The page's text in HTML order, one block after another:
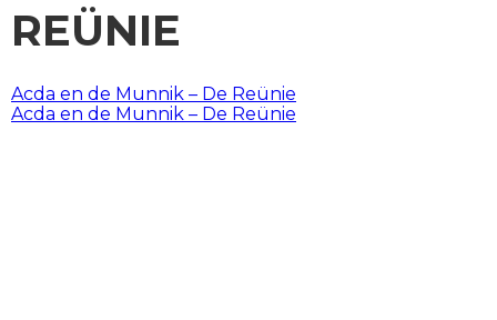
REÜNIE
BERICHT
NAVIGATIE
Acda en de Munnik – De Reünie
Acda en de Munnik – De Reünie